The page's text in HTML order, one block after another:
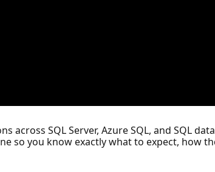
SQL Server, Azure SQL, and SQL
so you know exactly what to expect, how